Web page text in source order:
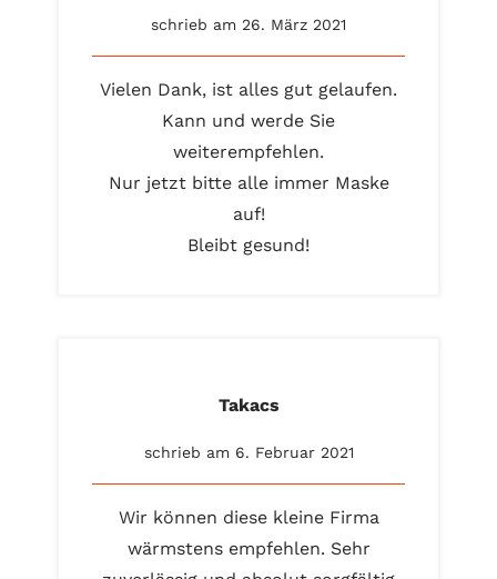
schrieb am 26. März 2021
Vielen Dank, ist alles gut gelaufen.
Kann und werde Sie
weiterempfehlen.
Nur jetzt bitte alle immer Maske
auf!
Bleibt gesund!
Takacs
schrieb am 6. Februar 2021
Wir können diese kleine Firma
wärmstens empfehlen. Sehr